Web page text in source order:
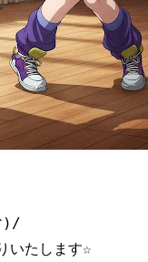
いたします☆